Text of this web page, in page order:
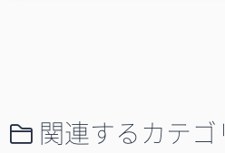
関連するカテ